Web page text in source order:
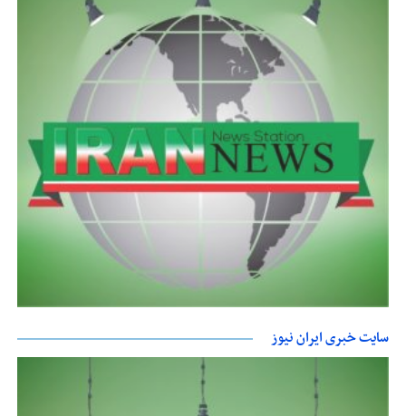
سایت خبری ایران نیوز